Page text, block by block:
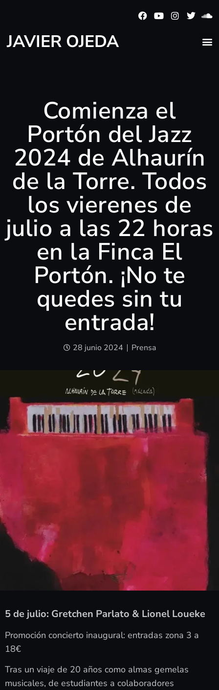
JAVIER OJEDA
Comienza el
Portón del Jazz
2024 de Alhaurín
de la Torre. Todos
los vierenes de
julio a las 22 horas
en la Finca El
Portón. ¡No te
quedes sin tu
entrada!
28 junio 2024 Prensa
5 de julio: Gretchen Parlato & Lionel Loueke
Promoción concierto inaugural: entradas zona 3 a
18€
Tras un viaje de 20 años como almas gemelas
musicales, de estudiantes a colaboradores